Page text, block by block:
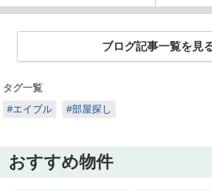
ブログ記事一覧を見
タグ一覧
#エイブル
#部屋探し
おすすめ物件